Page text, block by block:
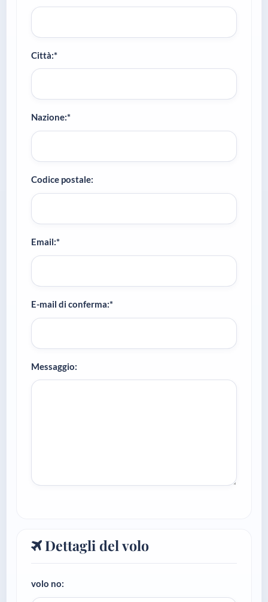
Città:*
Nazione:*
Codice postale:
Email:*
E-mail di conferma:*
Messaggio:
Dettagli del volo
volo no: